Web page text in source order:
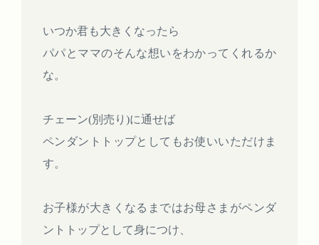
いつか君も大きくなったら
パパとママのそんな想いをわかってくれるか
な。
チェーン(別売り)に通せば
ペンダントトップとしてもお使いいただけま
す。
お子様が大きくなるまではお母さまがペンダ
ントトップとして身につけ、